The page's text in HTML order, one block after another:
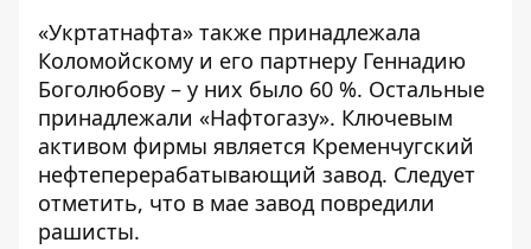
«Укртатнафта» также принадлежала
Коломойскому и его партнеру Геннадию
Боголюбову – у них было 60 %. Остальные
принадлежали «Нафтогазу». Ключевым
активом фирмы является Кременчугский
нефтеперерабатывающий завод. Следует
отметить, что в мае завод повредили
рашисты.